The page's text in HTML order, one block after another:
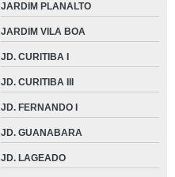
JARDIM PLANALTO
JARDIM VILA BOA
JD. CURITIBA I
JD. CURITIBA III
JD. FERNANDO I
JD. GUANABARA
JD. LAGEADO